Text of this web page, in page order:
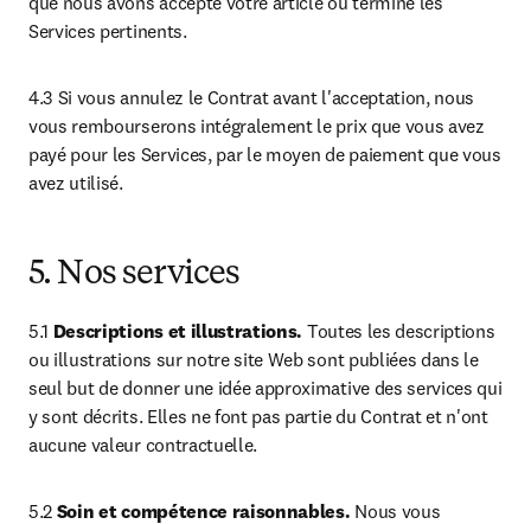
Services pertinents.
4.3 Si vous annulez le Contrat avant l'acceptation, nous
vous rembourserons intégralement le prix que vous avez
payé pour les Services, par le moyen de paiement que vous
avez utilisé.
5. Nos services
5.1 Descriptions et illustrations. Toutes les descriptions
ou illustrations sur notre site Web sont publiées dans le
seul but de donner une idée approximative des services qui
y sont décrits. Elles ne font pas partie du Contrat et n'ont
aucune valeur contractuelle.
5.2 Soin et compétence raisonnables. Nous vous